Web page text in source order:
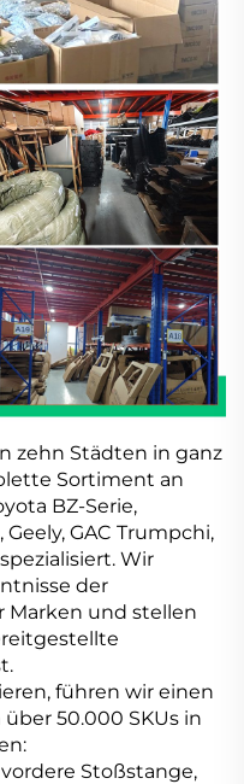
zehn Städten in ganz
Sortiment an
BZ-Serie,
GAC Trumpchi,
Wir
der
Marken und stellen
führen wir einen
50.000 SKUs in
Stoßstange,